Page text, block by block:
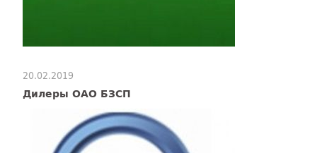
20.02.2019
Дилеры ОАО БЗСП